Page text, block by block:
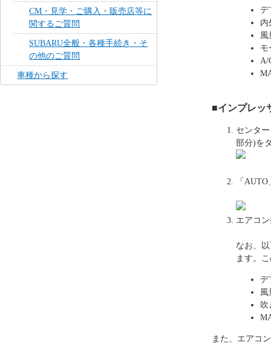
CM・見学・ご購入・販売店等に
関するご質問
SUBARU全般・各種手続き・そ
の他のご質問
車種から探す
デ
内
風
モ
A/
■インプレッ
センタ
部分)を
「
エアコ
なお、
ます。
デ
風
吹
また、エアコ